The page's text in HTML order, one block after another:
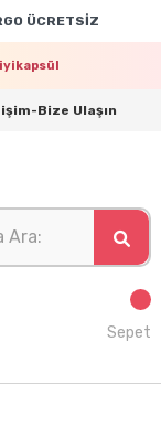
ÜCRETSİZ
iyikapsül
Bize Ulaşın
Sepet